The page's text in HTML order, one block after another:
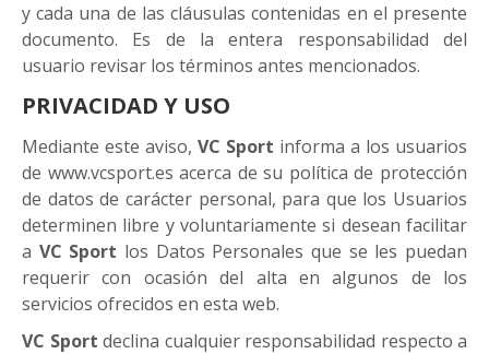
y cada una de las cláusulas contenidas en el presente
documento. Es de la entera responsabilidad del
usuario revisar los términos antes mencionados.
PRIVACIDAD Y USO
Mediante este aviso, VC Sport informa a los usuarios
de www.vcsport.es acerca de su política de protección
de datos de carácter personal, para que los Usuarios
determinen libre y voluntariamente si desean facilitar
a VC Sport los Datos Personales que se les puedan
requerir con ocasión del alta en algunos de los
servicios ofrecidos en esta web.
VC Sport declina cualquier responsabilidad respecto a